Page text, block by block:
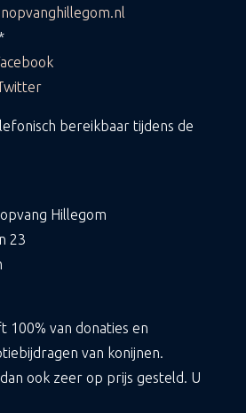
bereikbaar tijdens de
Hillegom
23
100% van donaties en
van konijnen.
ook zeer op prijs gesteld. U